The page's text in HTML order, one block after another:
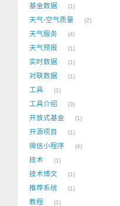
基金数据 1
天气-空气质量 2
天气服务 4
天气预报 1
实时数据 1
对联数据 1
工具 1
工具介绍 3
开放式基金 1
开源项目 1
微信小程序 4
技术 1
技术博文 1
推荐系统 1
教程 1